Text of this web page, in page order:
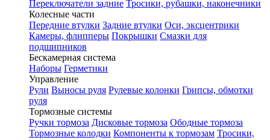
Переключатели задние Тросики, рубашки, наконечники
Колесные части
Передние втулки Задние втулки Оси, эксцентрики
Камеры, флипперы Покрышки Смазки для
подшипников
Бескамерная система
Наборы Герметики
Управление
Рули Выносы руля Рулевые колонки Грипсы, обмотки
руля
Тормозные системы
Ручки тормоза Дисковые тормоза Ободные тормоза
Тормозные колодки Компоненты к тормозам Тросики,